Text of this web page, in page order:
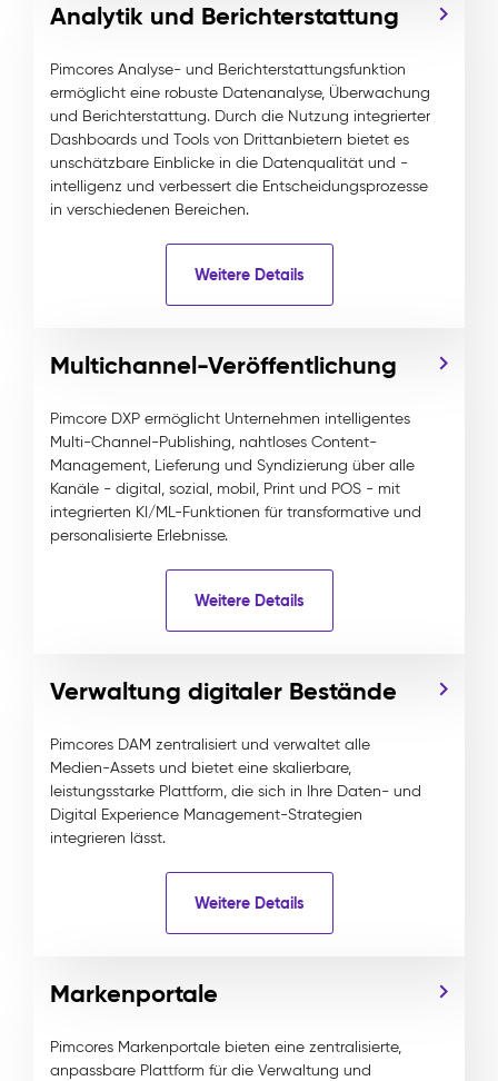
Analytik und Berichterstattung
Pimcores Analyse- und Berichterstattungsfunktion
ermöglicht eine robuste Datenanalyse, Überwachung
und Berichterstattung. Durch die Nutzung integrierter
Dashboards und Tools von Drittanbietern bietet es
unschätzbare Einblicke in die Datenqualität und -
intelligenz und verbessert die Entscheidungsprozesse
in verschiedenen Bereichen.
Weitere Details
Multichannel-Veröffentlichung
Pimcore DXP ermöglicht Unternehmen intelligentes
Multi-Channel-Publishing, nahtloses Content-
Management, Lieferung und Syndizierung über alle
Kanäle - digital, sozial, mobil, Print und POS - mit
integrierten KI/ML-Funktionen für transformative und
personalisierte Erlebnisse.
Weitere Details
Verwaltung digitaler Bestände
Pimcores DAM zentralisiert und verwaltet alle
Medien-Assets und bietet eine skalierbare,
leistungsstarke Plattform, die sich in Ihre Daten- und
Digital Experience Management-Strategien
integrieren lässt.
Weitere Details
Markenportale
Pimcores Markenportale bieten eine zentralisierte,
anpassbare Plattform für die Verwaltung und